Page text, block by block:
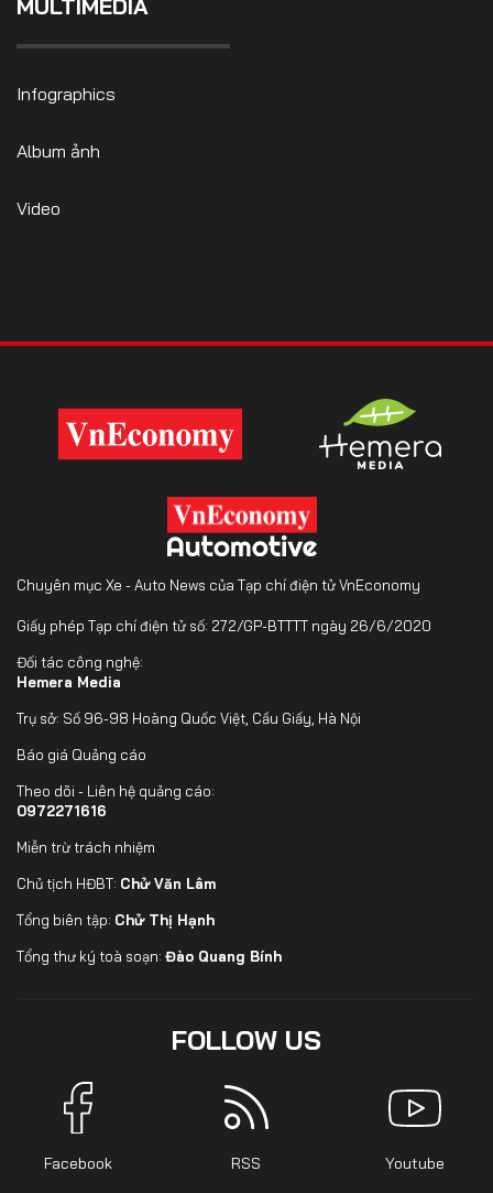
MULTIMEDIA
Infographics
Album ảnh
Video
Chuyên mục Xe - Auto News của Tạp chí điện tử VnEconomy
Giấy phép Tạp chí điện tử số: 272/GP-BTTTT ngày 26/6/2020
Đối tác công nghệ:
Hemera Media
Trụ sở: Số 96-98 Hoàng Quốc Việt, Cầu Giấy, Hà Nội
Báo giá Quảng cáo
Theo dõi - Liên hệ quảng cáo:
0972271616
Miễn trừ trách nhiệm
Chủ tịch HĐBT: Chử Văn Lâm
Tổng biên tập: Chử Thị Hạnh
Tổng thư ký toà soạn: Đào Quang Bính
FOLLOW US
Facebook RSS Youtube